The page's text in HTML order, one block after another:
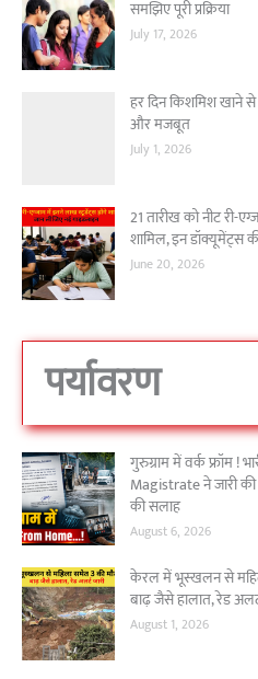
समझिए पूरी प्रक्रिया
July 17, 2026
हर दिन किशमिश खाने
और मजबूत
July 1, 2026
21 तारीख को नीट री-
शामिल, इन डॉक्यूमेंट्स
June 20, 2026
पर्यावरण
गुरुग्राम में वर्क फ्रॉम !
Magistrate ने जारी
की सलाह
August 6, 2026
केरल में भूस्खलन से
बाढ़ जैसे हालात, रेड
August 1, 2026